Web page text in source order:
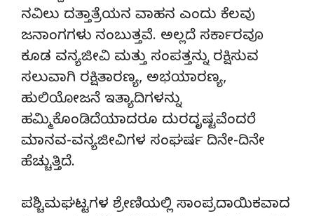
ನವಿಲು ದತ್ತಾತ್ರೆಯನ ವಾಹನ ಎಂದು ಕೆಲವು
ಜನಾಂಗಗಳು ನಂಬುತ್ತವೆ. ಅಲ್ಲದೆ ಸರ್ಕಾರವೂ
ಕೂಡ ವನ್ಯಜೀವಿ ಮತ್ತು ಸಂಪತ್ತನ್ನು ರಕ್ಷಿಸುವ
ಸಲುವಾಗಿ ರಕ್ಷಿತಾರಣ್ಯ, ಅಭಯಾರಣ್ಯ,
ಹುಲಿಯೋಜನೆ ಇತ್ಯಾದಿಗಳನ್ನು
ಹಮ್ಮಿಕೊಂಡಿದೆಯಾದರೂ ದುರದೃಷ್ಟವೆಂದರೆ
ಮಾನವ-ವನ್ಯಜೀವಿಗಳ ಸಂಘರ್ಷ ದಿನೇ-ದಿನೇ
ಹೆಚ್ಚುತ್ತಿದೆ.
ಪಶ್ಚಿಮಘಟ್ಟಗಳ ಶ್ರೇಣಿಯಲ್ಲಿ ಸಾಂಪ್ರದಾಯಿಕವಾದ